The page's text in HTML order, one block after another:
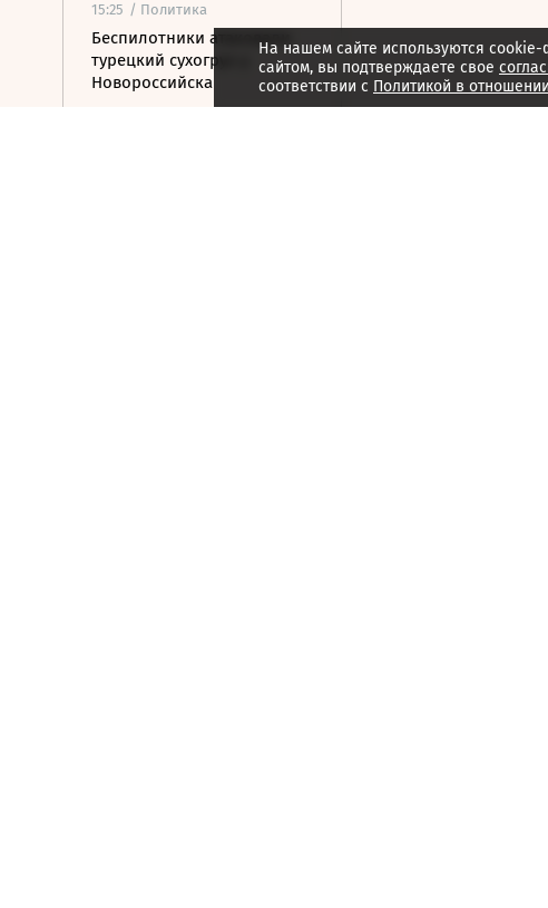
15:25 / Политика
Беспилотники атаковали
турецкий сухогруз у
Новороссийска
На нашем сайте используются
сайтом, вы подтверждаете свое
соответствии с Политикой в